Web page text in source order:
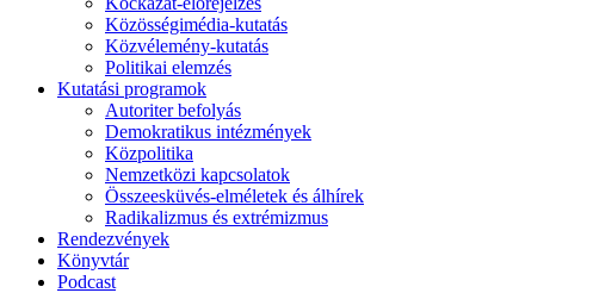
Közösségimédia-kutatás
Közvélemény-kutatás
Politikai elemzés
Kutatási programok
Autoriter befolyás
Demokratikus intézmények
Közpolitika
Nemzetközi kapcsolatok
Összeesküvés-elméletek és álhírek
Radikalizmus és extrémizmus
Rendezvények
Könyvtár
Podcast